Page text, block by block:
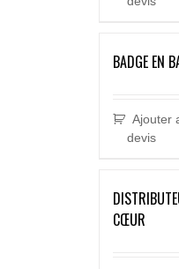
BADGE EN
Ajouter
devis
CŒUR